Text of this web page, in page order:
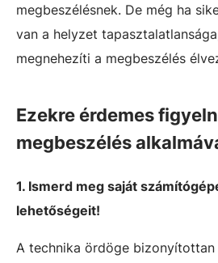
megbeszélésnek. De még ha
van a helyzet
megnehezíti a megbeszélés
Ezekre érdemes
megbeszélés
1. Ismerd meg saját
lehetőségeit!
A technika ördöge